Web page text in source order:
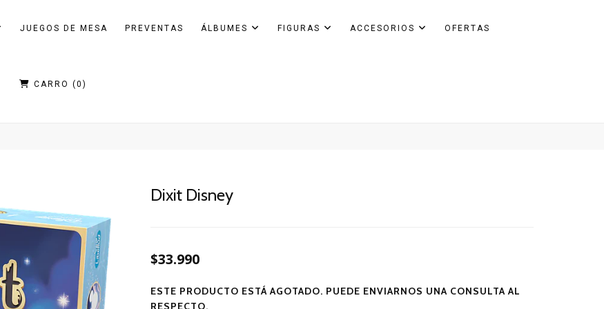
JUEGOS DE MESA PREVENTAS ÁLBUMES FIGURAS ACCESORIOS OFERTAS
CARRO (0 )
Dixit Disney
$33.990
ESTE PRODUCTO ESTÁ AGOTADO. PUEDE ENVIARNOS UNA CONSULTA AL
RESPECTO.